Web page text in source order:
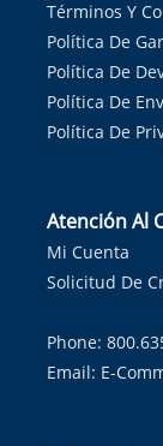
Términos Y
Política De
Política De
Política De
Política De
Atención Al
Mi Cuenta
Solicitud De
Phone:
Email: E-